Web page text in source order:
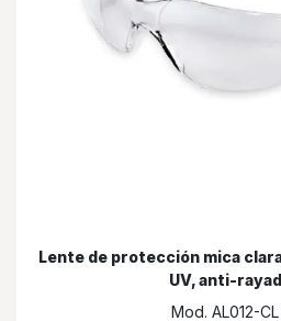
Lente de protección mica
UV, anti-
Mod. AL012-